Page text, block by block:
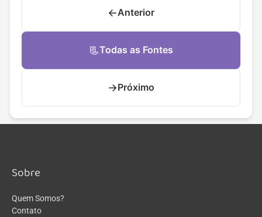
←Anterior
📃Todas as Fontes
→Próximo
Sobre
Quem Somos?
Contato